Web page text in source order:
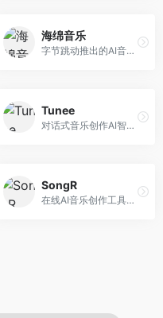
海绵音乐
字节跳动推出的AI音乐创作平台，支持多风格音乐生成。面向内容创作者和音乐爱好者，提供歌词创作、旋律生成、编曲制作等服务，创作效率高，适合短视频配乐。
Tunee
对话式音乐创作AI智能体，支持自然语言交互创作。面向音乐爱好者，通过对话方式完成音乐创作，交互体验友好，创作过程直观。
SongR
在线AI音乐创作工具，支持歌词与旋律一体化生成。面向内容创作者和音乐爱好者，提供歌词创作、旋律生成、音乐制作等服务，操作简便，创作速度快。